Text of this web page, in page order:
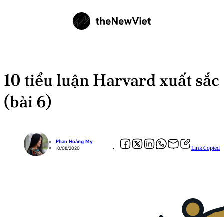
10 tiểu luận Harvard xuất sắc
(bài 6)
Phan Hoàng My
10/08/2020 Link Copied